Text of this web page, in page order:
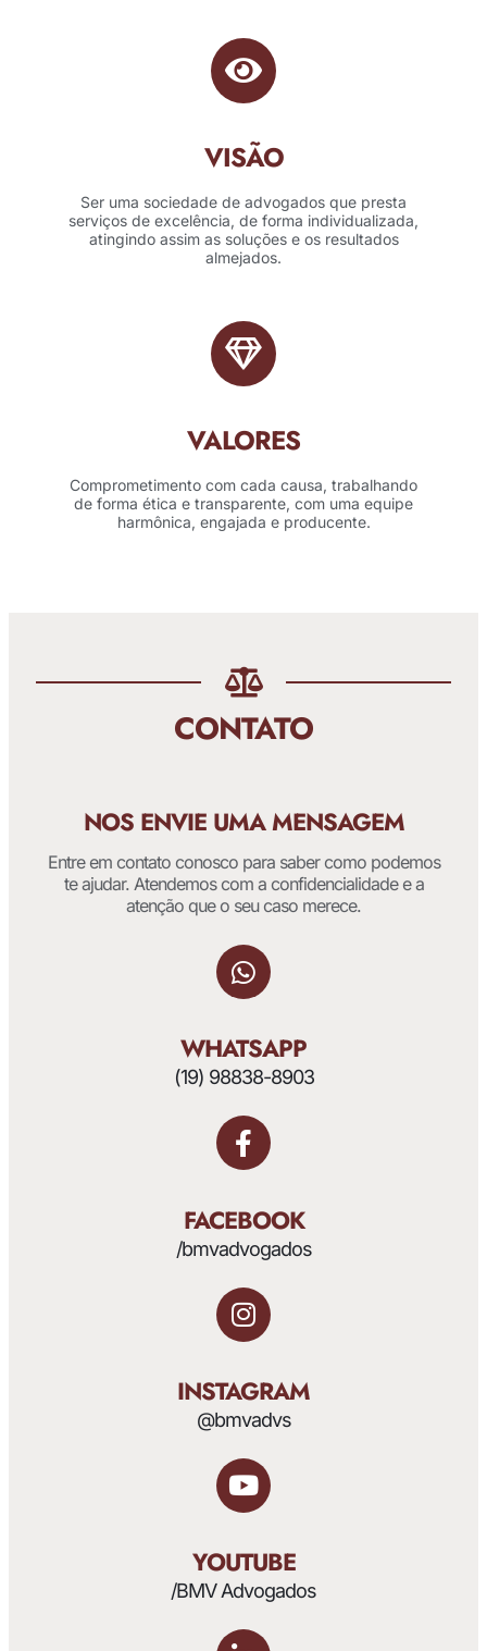
VISÃO
Ser uma sociedade de advogados que presta
serviços de excelência, de forma individualizada,
atingindo assim as soluções e os resultados
almejados.
VALORES
Comprometimento com cada causa, trabalhando
de forma ética e transparente, com uma equipe
harmônica, engajada e producente.
CONTATO
NOS ENVIE UMA MENSAGEM
Entre em contato conosco para saber como podemos
te ajudar. Atendemos com a confidencialidade e a
atenção que o seu caso merece.
WHATSAPP
(19) 98838-8903
FACEBOOK
/bmvadvogados
INSTAGRAM
@bmvadvs
YOUTUBE
/BMV Advogados